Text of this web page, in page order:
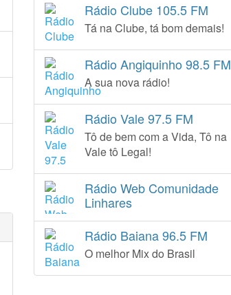
Rádio Clube 105.5 FM
Tá na Clube, tá bom demais!
Rádio Angiquinho 98.5 FM
A sua nova rádio!
Rádio Vale 97.5 FM
Tô de bem com a Vida, Tô na
Vale tô Legal!
Rádio Web Comunidade
Linhares
Rádio Baiana 96.5 FM
O melhor Mix do Brasil